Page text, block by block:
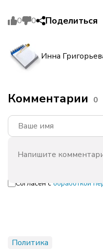
0 0 Поделиться
Инна
Комментарии 0
Согласен с обработкой
Политика